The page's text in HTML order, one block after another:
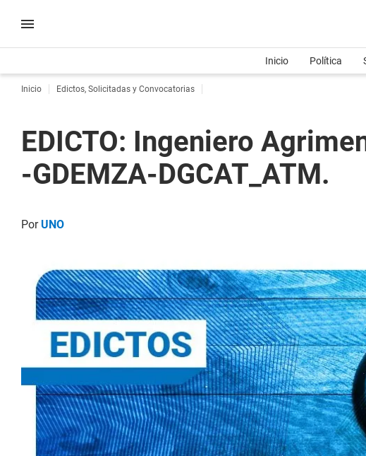
Inicio Política
Inicio Edictos, Solicitadas y Convocatorias
EDICTO: Ingeniero
-GDEMZA-DGCAT_ATM.
PorUNO